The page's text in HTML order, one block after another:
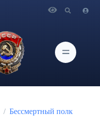
Бессмертный полк